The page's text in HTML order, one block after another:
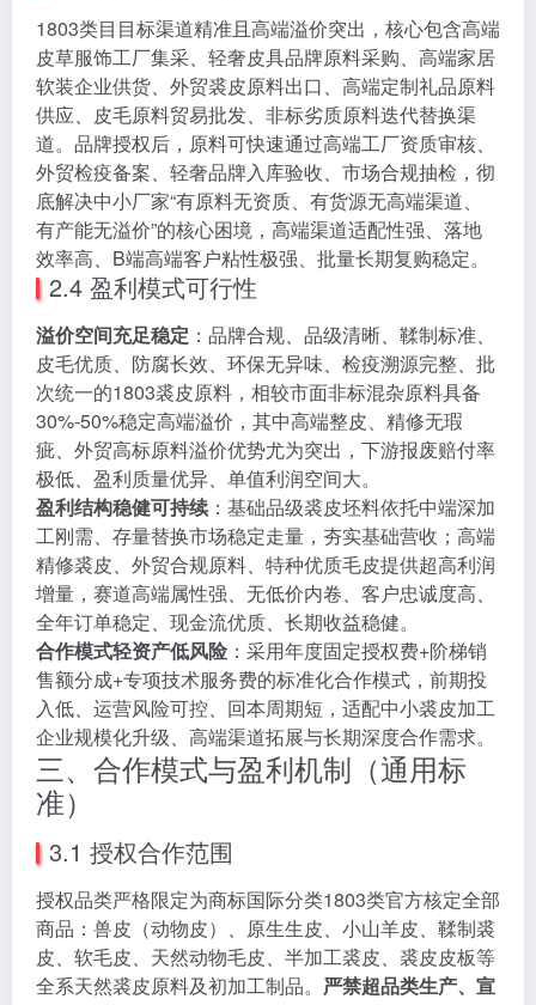
1803类目目标渠道精准且高端溢价突出，核心包含高端
皮草服饰工厂集采、轻奢皮具品牌原料采购、高端家居
软装企业供货、外贸裘皮原料出口、高端定制礼品原料
供应、皮毛原料贸易批发、非标劣质原料迭代替换渠
道。品牌授权后，原料可快速通过高端工厂资质审核、
外贸检疫备案、轻奢品牌入库验收、市场合规抽检，彻
底解决中小厂家“有原料无资质、有货源无高端渠道、
有产能无溢价”的核心困境，高端渠道适配性强、落地
效率高、B端高端客户粘性极强、批量长期复购稳定。
2.4 盈利模式可行性
溢价空间充足稳定 ：品牌合规、品级清晰、鞣制标准、
皮毛优质、防腐长效、环保无异味、检疫溯源完整、批
次统一的1803裘皮原料，相较市面非标混杂原料具备
30%-50%稳定高端溢价，其中高端整皮、精修无瑕
疵、外贸高标原料溢价优势尤为突出，下游报废赔付率
极低、盈利质量优异、单值利润空间大。
盈利结构稳健可持续 ：基础品级裘皮坯料依托中端深加
工刚需、存量替换市场稳定走量，夯实基础营收；高端
精修裘皮、外贸合规原料、特种优质毛皮提供超高利润
增量，赛道高端属性强、无低价内卷、客户忠诚度高、
全年订单稳定、现金流优质、长期收益稳健。
合作模式轻资产低风险：采用年度固定授权费+阶梯销
售额分成+专项技术服务费的标准化合作模式，前期投
入低、运营风险可控、回本周期短，适配中小裘皮加工
企业规模化升级、高端渠道拓展与长期深度合作需求。
三、合作模式与盈利机制（通用标
准）
3.1 授权合作范围
授权品类严格限定为商标国际分类1803类官方核定全部
商品：兽皮（动物皮）、原生生皮、小山羊皮、鞣制裘
皮、软毛皮、天然动物毛皮、半加工裘皮、裘皮皮板等
全系天然裘皮原料及初加工制品。 严禁超品类生产、宣